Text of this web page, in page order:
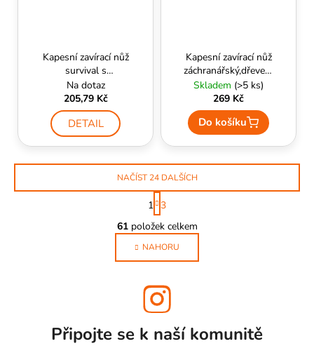
Kapesní zavírací nůž
survival s
paracordem - SCK
Na dotaz
205,79 Kč
DETAIL
Kapesní zavírací nůž
záchranářský,dřevené
střenky, hladká
čepel, klips - SCK
Skladem (>5 ks)
269 Kč
Do košíku
O
v
l
á
d
a
c
í
p
NAČÍST 24 DALŠÍCH
S
t
r
á
n
k
v
á
n
í
1 3
61položek celkem
NAHORU
Připojte se k naší komunitě